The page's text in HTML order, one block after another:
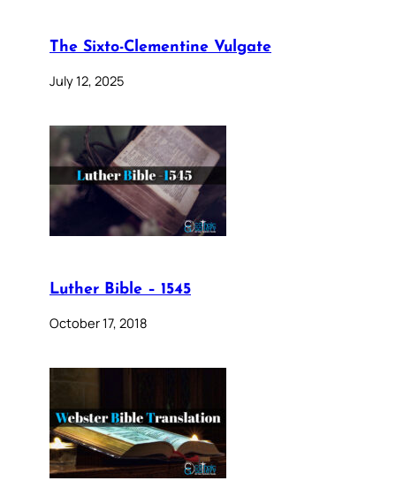
The Sixto-Clementine Vulgate
July 12, 2025
Luther Bible – 1545
October 17, 2018